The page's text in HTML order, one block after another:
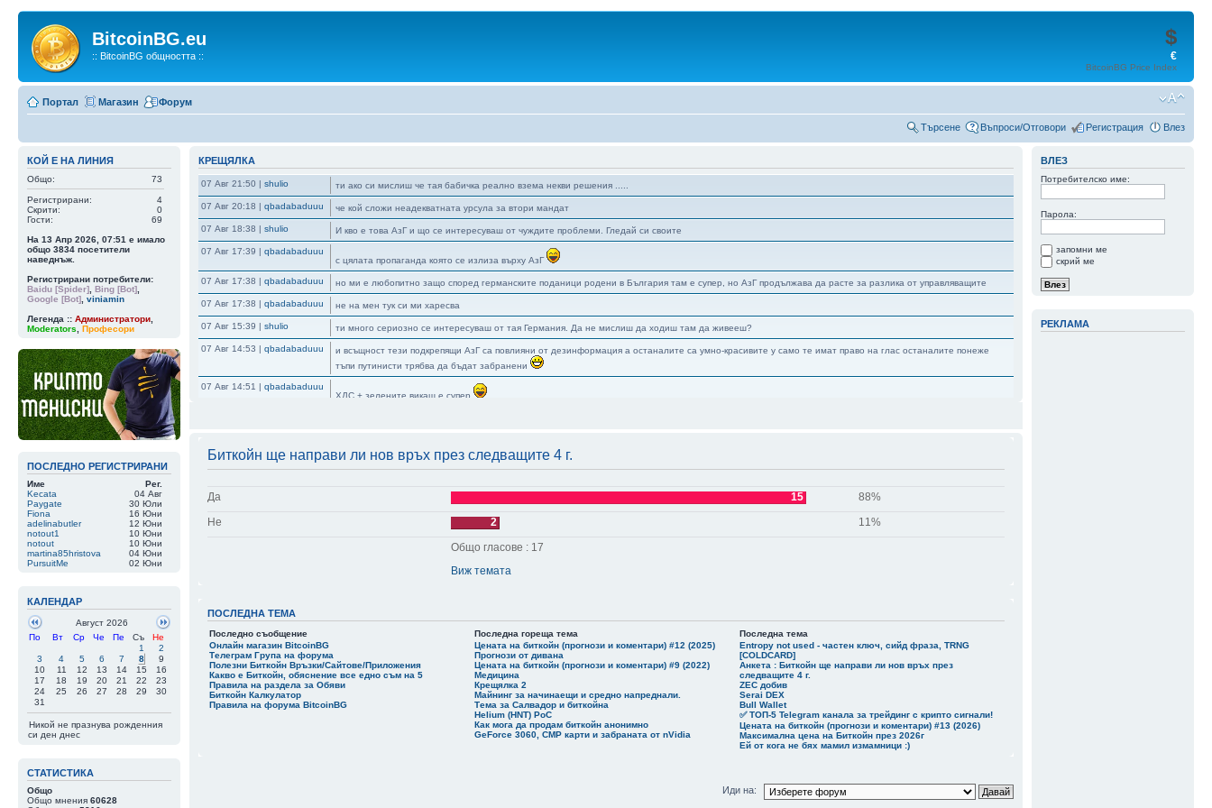
BitcoinBG.eu
:: BitcoinBG общността ::
$
€
BitcoinBG Price Index
Портал Магазин Форум
Търсене Въпроси/Отговори Регистрация Влез
КОЙ Е НА ЛИНИЯ
Общо: 73
Регистрирани:
4
Скрити:
0
Гости:
69
На 13 Апр 2026, 07:51 е имало
общо 3834 посетители
наведнъж.
Регистрирани потребители:
Baidu [Spider] Bing [Bot]
Google [Bot] viniamin
Легенда :: Администратори
Moderators
Професори
ПОСЛЕДНО РЕГИСТРИРАНИ
Име
Рег.
Kecata
04 Авг
Paygate
30 Юли
Fiona
16 Юни
adelinabutler
12 Юни
notout1
10 Юни
notout
10 Юни
martina85hristova
04 Юни
PursuitMe
02 Юни
КАЛЕНДАР
Август 2026
По
Вт Ср Че Пе Съ
Не
1
2
3
4 5 6 7 8
9
10
11 12 13 14 15
16
17
18 19 20 21 22
23
24
25 26 27 28 29
30
31
Никой не празнува рожденния
си ден днес
СТАТИСТИКА
Общо
Общо мнения 60628
КРЕЩЯЛКА
07 Авг 21:50 | shulio ти ако си мислиш че тая бабичка реално взема некви решения .....
07 Авг 20:18 | qbadabaduuu че кой сложи неадекватната урсула за втори мандат
07 Авг 18:38 | shulio И кво е това АзГ и що се интересуваш от чуждите проблеми. Гледай си своите
07 Авг 17:39 | qbadabaduuu
с цялата пропаганда която се излиза върху АзГ
07 Авг 17:38 | qbadabaduuu но ми е любопитно защо според германските поданици родени в България там е супер, но АзГ продължава да расте за разлика от управляващите
07 Авг 17:38 | qbadabaduuu не на мен тук си ми харесва
07 Авг 15:39 | shulio ти много сериозно се интересуваш от тая Германия. Да не мислиш да ходиш там да живееш?
07 Авг 14:53 | qbadabaduuu
и всъщност тези подкрепящи АзГ са повлияни от дезинформация а останалите са умно-красивите у само те имат право на глас останалите понеже
тъпи путинисти трябва да бъдат забранени
07 Авг 14:51 | qbadabaduuu
ХДС + зелените викаш е супер
А ако можеш да броиш - 21+12 е повече от 28, също и 21+12+15 също е повече от 28
А бе Яба ти не разбра ли че финансираните от Путьо партии ще ги забранят, ще ги хванат в крачка и са дотам
Какво им става на германците не знаят ли че при тях всичко е супер защо подкрепят AfD
Биткойн ще направи ли нов връх през следващите 4 г.
Да 15
88%
Не
2
11%
Общо гласове : 17
Виж темата
ПОСЛЕДНА ТЕМА
Последно съобщение Последна гореща тема
Последна тема
Онлайн магазин BitcoinBG
Телеграм Група на форума
Полезни Биткойн Връзки/Сайтове/Приложения
Какво е Биткойн, обяснение все едно съм на 5
Правила на раздела за Обяви
Биткойн Калкулатор
Правила на форума BitcoinBG
Цената на биткойн (прогнози и коментари) #12 (2025)
Прогнози от дивана
Цената на биткойн (прогнози и коментари) #9 (2022)
Медицина
Крещялка 2
Майнинг за начинаещи и средно напреднали.
Тема за Салвадор и биткойна
Helium (HNT) PoC
Как мога да продам биткойн анонимно
GeForce 3060, CMP карти и забраната от nVidia
Entropy not used - частен ключ, сийд фраза, TRNG
[COLDCARD]
Анкета : Биткойн ще направи ли нов връх през
следващите 4 г.
ZEC добив
Serai DEX
Bull Wallet
✅ ТОП-5 Telegram канала за трейдинг с крипто сигнали!
Цената на биткойн (прогнози и коментари) #13 (2026)
Максимална цена на Биткойн през 2026г
Ей от кога не бях мамил измамници :)
Иди на:
ВЛЕЗ
Потребителско име:
Парола:
запомни ме
скрий ме
РЕКЛАМА